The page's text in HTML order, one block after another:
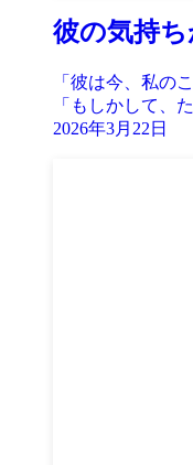
彼の気持
「彼は今、私の
「もしかして、
2026年3月22日